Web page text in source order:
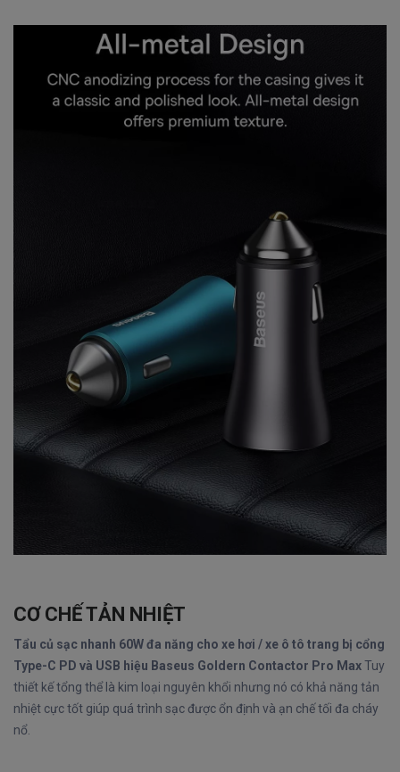
CƠ CHẾ TẢN NHIỆT
Tẩu củ sạc nhanh 60W đa năng cho xe hơi / xe ô tô trang bị cổng
Type-C PD và USB hiệu Baseus Goldern Contactor Pro MaxTuy
thiết kế tổng thể là kim loại nguyên khổi nhưng nó có khả năng tản
nhiệt cực tốt giúp quá trình sạc được ổn định và ạn chế tối đa cháy
nổ.